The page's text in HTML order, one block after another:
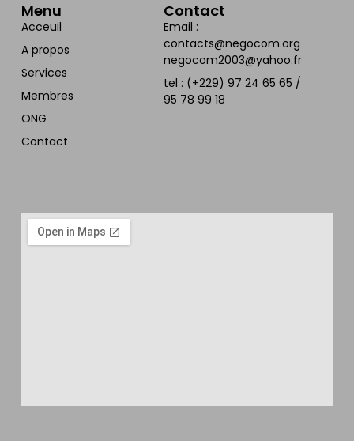
Menu
Acceuil
A propos
Services
Membres
ONG
Contact
Contact
Email :
contacts@negocom.org
negocom2003@yahoo.fr
tel : (+229) 97 24 65 65 /
95 78 99 18